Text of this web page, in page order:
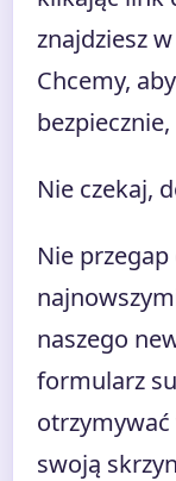
znajdziesz
Chcemy,
Nie czekaj,
Nie
naszego
formularz
swoją